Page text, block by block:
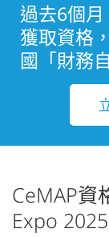
過去6個
獲取資格
國「財務
CeMAP資
Expo